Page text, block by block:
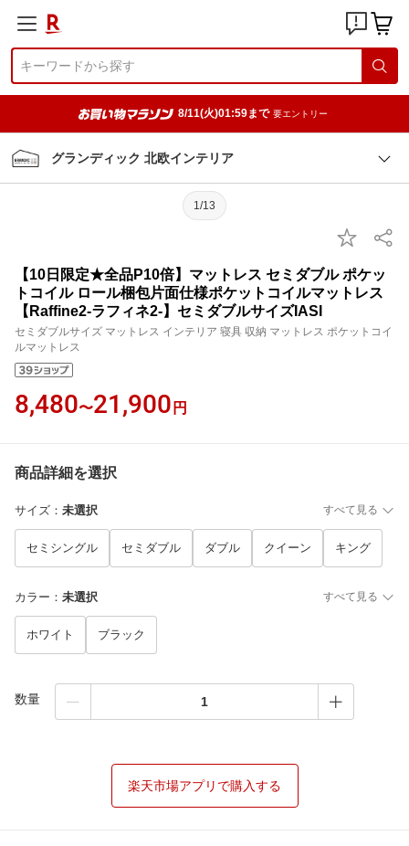
8/11(火)01:59まで 要エントリー
グランディック 北欧インテリア
1/13
【10日限定★全品P10倍】マットレス セミダブル ポケッ
トコイル ロール梱包片面仕様ポケットコイルマットレス
【Raffine2-ラフィネ2-】セミダブルサイズIASI
セミダブルサイズ マットレス インテリア 寝具 収納 マットレス ポケットコイ
ルマットレス
8,480〜21,900 円
商品詳細を選択
サイズ ： 未選択 すべて見る
セミシングル セミダブル ダブル クイーン キング
カラー ： 未選択 すべて見る
ホワイト ブラック
数量
楽天市場アプリで購入する